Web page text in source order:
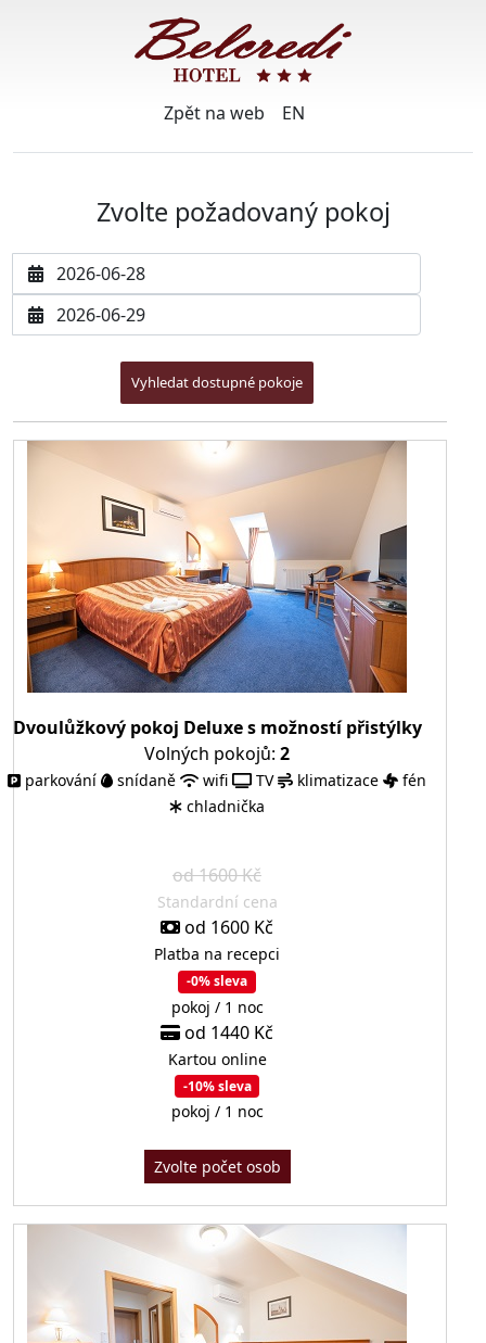
Zpět na web EN
Zvolte požadovaný pokoj
Datum příjezdu
Datum odjezdu
Dvoulůžkový pokoj Deluxe s možností přistýlky
Volných pokojů: 2
parkování snídaně wifi TV klimatizace
fén
chladnička
od 1600 Kč
Standardní cena
od 1600 Kč
Platba na recepci
-0% sleva
pokoj / 1 noc
od 1440 Kč
Kartou online
-10% sleva
pokoj / 1 noc
Zvolte počet osob